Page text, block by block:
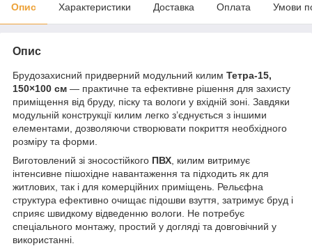
Опис Характеристики Доставка Оплата Умови
Опис
Брудозахисний придверний модульний килим Тетра-15,
150×100 см — практичне та ефективне рішення для захисту
приміщення від бруду, піску та вологи у вхідній зоні. Завдяки
модульній конструкції килим легко з’єднується з іншими
елементами, дозволяючи створювати покриття необхідного
розміру та форми.
Виготовлений зі зносостійкого ПВХ , килим витримує
інтенсивне пішохідне навантаження та підходить як для
житлових, так і для комерційних приміщень. Рельєфна
структура ефективно очищає підошви взуття, затримує бруд і
сприяє швидкому відведенню вологи. Не потребує
спеціального монтажу, простий у догляді та довговічний у
використанні.